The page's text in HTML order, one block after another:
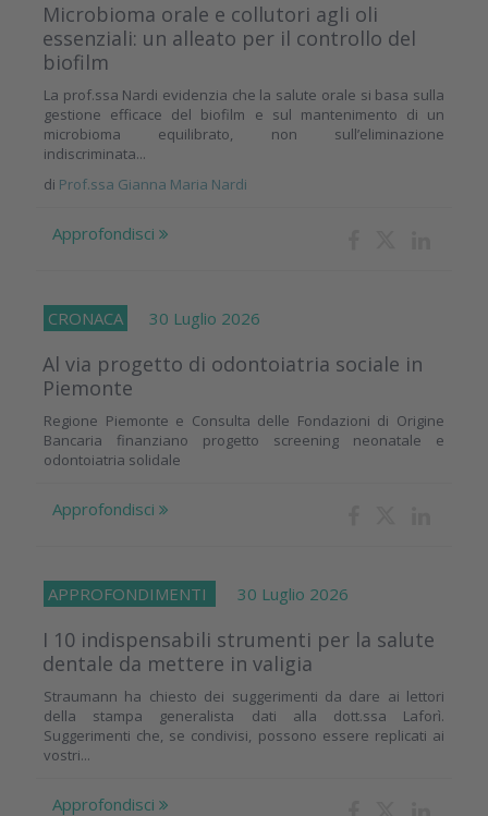
Microbioma orale e collutori agli oli
essenziali: un alleato per il controllo del
biofilm
La prof.ssa Nardi evidenzia che la salute orale si basa sulla
gestione efficace del biofilm e sul mantenimento di un
microbioma equilibrato, non sull’eliminazione
indiscriminata...
di Prof.ssa Gianna Maria Nardi
Approfondisci
CRONACA 30 Luglio 2026
Al via progetto di odontoiatria sociale in
Piemonte
Regione Piemonte e Consulta delle Fondazioni di Origine
Bancaria finanziano progetto screening neonatale e
odontoiatria solidale
Approfondisci
APPROFONDIMENTI 30 Luglio 2026
I 10 indispensabili strumenti per la salute
dentale da mettere in valigia
Straumann ha chiesto dei suggerimenti da dare ai lettori
della stampa generalista dati alla dott.ssa Laforì.
Suggerimenti che, se condivisi, possono essere replicati ai
vostri...
Approfondisci